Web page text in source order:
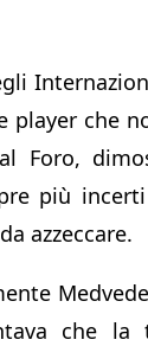
player che
Foro,
più
azzeccare.
che la